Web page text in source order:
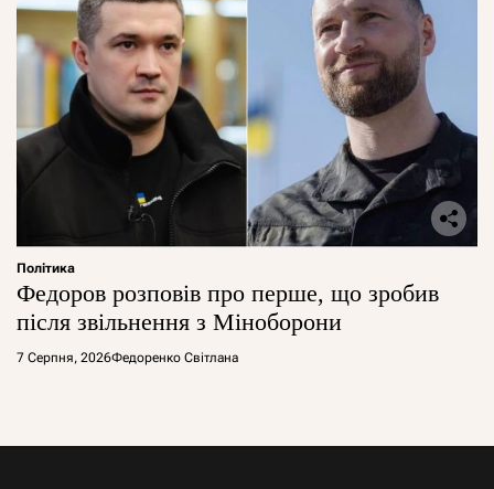
Політика
Федоров розповів про перше, що зробив
після звільнення з Міноборони
7 Серпня, 2026Федоренко Світлана